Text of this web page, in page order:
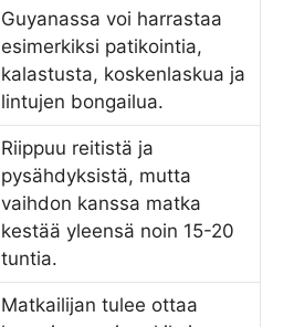
Guyanassa voi harrastaa
esimerkiksi patikointia,
kalastusta, koskenlaskua ja
lintujen bongailua.
Riippuu reitistä ja
pysähdyksistä, mutta
vaihdon kanssa matka
kestää yleensä noin 15-20
tuntia.
Matkailijan tulee ottaa